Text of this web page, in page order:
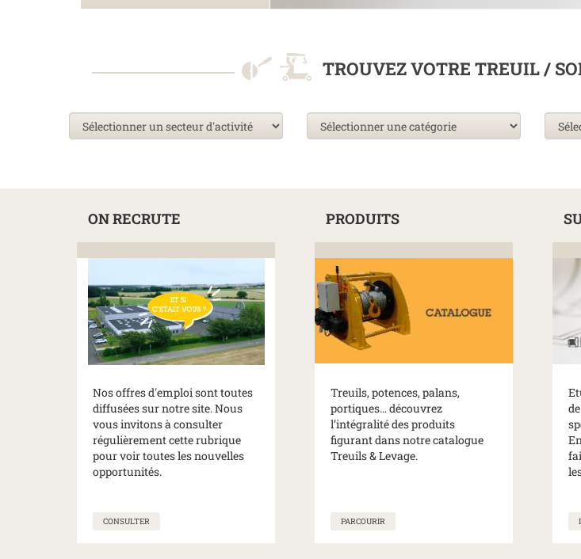
TROUVEZ VOTRE TREUIL /
ON RECRUTE
Nos offres d'emploi sont toutes
diffusées sur notre site. Nous
vous invitons à consulter
régulièrement cette rubrique
pour voir toutes les nouvelles
opportunités.
CONSULTER
PRODUITS
Treuils, potences, palans,
portiques… découvrez
l’intégralité des produits
figurant dans notre catalogue
Treuils & Levage.
PARCOURIR